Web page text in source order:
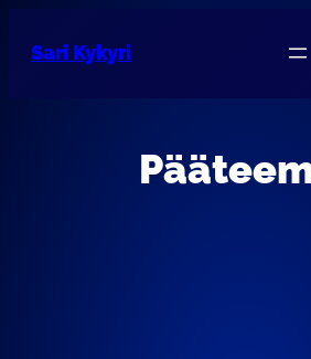
Sari Kykyri